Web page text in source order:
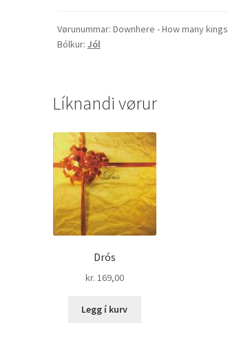
kings
quantity
Vørunummar: Downhere - How many kings
Bólkur: Jól
Líknandi vørur
Drós
kr. 169,00
Legg í kurv